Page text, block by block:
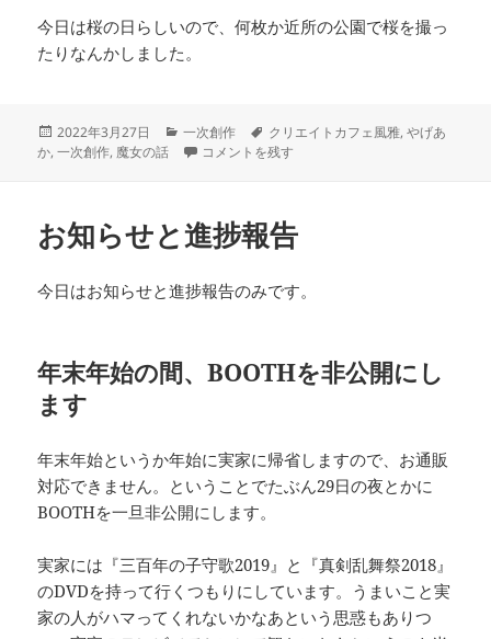
今日は桜の日らしいので、何枚か近所の公園で桜を撮っ
たりなんかしました。
投
稿
2022年3月27日
カ
テ
一次創作
タ
グ
クリエイトカフェ風雅,やげあ
か,一次創作, 魔女の話 久々の一次創作本 に
コメントを残す
お知らせと進捗報告
今日はお知らせと進捗報告のみです。
年末年始の間、BOOTHを非公開にし
ます
年末年始というか年始に実家に帰省しますので、お通販
対応できません。ということでたぶん29日の夜とかに
BOOTHを一旦非公開にします。
実家には『三百年の子守歌2019』と『真剣乱舞祭2018』
のDVDを持って行くつもりにしています。うまいこと実
家の人がハマってくれないかなあという思惑もありつ